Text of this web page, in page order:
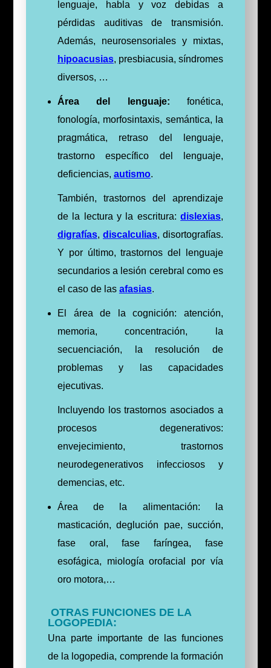
lenguaje, habla y voz debidas a
pérdidas auditivas de transmisión.
Además, neurosensoriales y mixtas,
hipoacusias, presbiacusia, síndromes
diversos, …
Área del lenguaje: fonética,
fonología, morfosintaxis, semántica, la
pragmática, retraso del lenguaje,
trastorno específico del lenguaje,
deficiencias, autismo.
También, trastornos del aprendizaje
de la lectura y la escritura:dislexias,
digrafías, discalculias, disortografías.
Y por último, trastornos del lenguaje
secundarios a lesión cerebral como es
el caso de las afasias.
El área de la cognición: atención,
memoria, concentración, la
secuenciación, la resolución de
problemas y las capacidades
ejecutivas.
Incluyendo los trastornos asociados a
procesos degenerativos:
envejecimiento, trastornos
neurodegenerativos infecciosos y
demencias, etc.
Área de la alimentación: la
masticación, deglución pae, succión,
fase oral, fase faríngea, fase
esofágica, miología orofacial por vía
oro motora,…
OTRAS FUNCIONES DE LA
LOGOPEDIA:
Una parte importante de las funciones
de la logopedia, comprende la formación